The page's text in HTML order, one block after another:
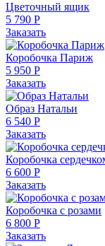
Цветочный ящик
5 790 Р
Заказать
Коробочка Париж
5 950 Р
Заказать
Образ Натальи
6 540 Р
Заказать
Коробочка
6 600 Р
Заказать
Коробочка с розами
6 800 Р
Заказать